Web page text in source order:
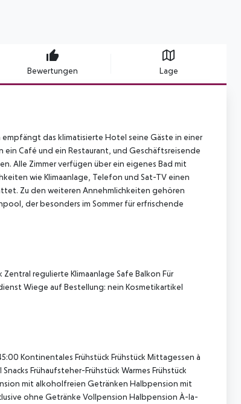
Bewertungen Lage
empfängt das klimatisierte Hotel seine Gäste in einer
Café und ein Restaurant, und Geschäftsreisende
Alle Zimmer verfügen über ein eigenes Bad mit
wie Klimaanlage, Telefon und Sat-TV einen
Zu den weiteren Annehmlichkeiten gehören
der besonders im Sommer für erfrischende
regulierte Klimaanlage Safe Balkon Für
Wiege auf Bestellung: nein Kosmetikartikel
Kontinentales Frühstück Frühstück Mittagessen à
Frühaufsteher-Frühstück Warmes Frühstück
mit alkoholfreien Getränken Halbpension mit
ohne Getränke Vollpension Halbpension À-la-